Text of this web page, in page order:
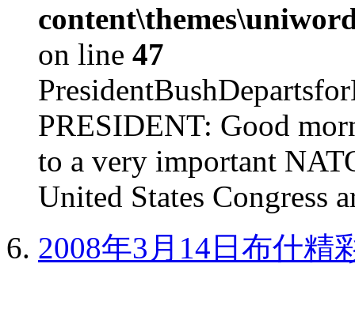
on line 47
PRESIDENT: Good
to a very important
United States Congress
2008年3月14日布什精